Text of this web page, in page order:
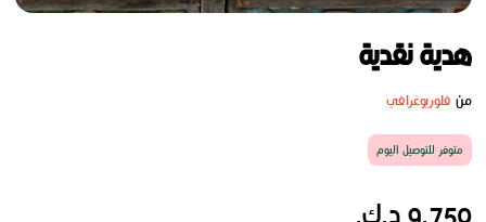
هدية نقدية
من فلوريوغرافي
متوفر للتوصيل اليوم